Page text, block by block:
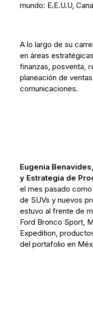
mundo: E.E.U.U,
A lo largo de su
en áreas
finanzas, posventa,
planeación de
comunicaciones.
Eugenia
y Estrategia de
el mes pasado
de SUVs y nuevos
estuvo al frente de
Ford Bronco Sport,
Expedition,
del portafolio en